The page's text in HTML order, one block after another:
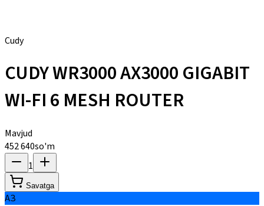
Cudy
CUDY WR3000 AX3000 GIGABIT
WI-FI 6 MESH ROUTER
Mavjud
452 640so'm
1
Savatga
АЗ